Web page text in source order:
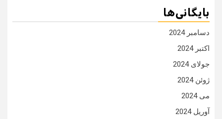
بایگانی‌ها
دسامبر 2024
اکتبر 2024
جولای 2024
ژوئن 2024
می 2024
آوریل 2024